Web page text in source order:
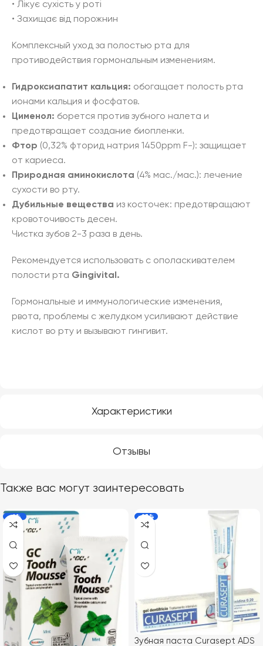
Характеристики
Отзывы
• Лікує сухість у роті
• Захищає від порожнин
Комплексный уход за полостью рта для
противодействия гормональным изменениям.
Гидроксиапатит кальция: обогащает полость рта
ионами кальция и фосфатов.
Цименол: борется против зубного налета и
предотвращает создание биопленки.
Фтор (0,32% фторид натрия 1450ppm F-): защищает
от кариеса.
Природная аминокислота (4% мас./мас.): лечение
сухости во рту.
Дубильные вещества из косточек: предотвращают
кровоточивость десен.
Чистка зубов 2-3 раза в день.
Рекомендуется использовать с ополаскивателем
полости рта Gingivital .
Гормональные и иммунологические изменения,
рвота, проблемы с желудком усиливают действие
кислот во рту и вызывают гингивит.
Также вас могут заинтересовать
-6% -23%
Зубная паста Curasept ADS